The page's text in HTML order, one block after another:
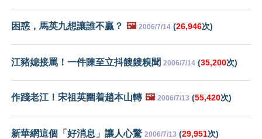
困惑，馬英九想讓誰不贏？ 🖼️ 2006/7/14 (26,946次)
江豬媳接罵！一件陳至立抖餿餿糗聞 2006/7/14 (35,200次)
作踐老江！宋祖英圍着趙本山轉 🖼️ 2006/7/13 (55,420次)
新華網這個「好消息」讓人心驚 2006/7/13 (29,951次)